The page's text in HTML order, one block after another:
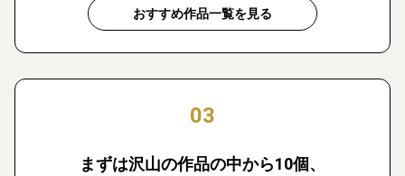
おすすめ作品一覧を見る
03
まずは沢山の作品の中から10個、